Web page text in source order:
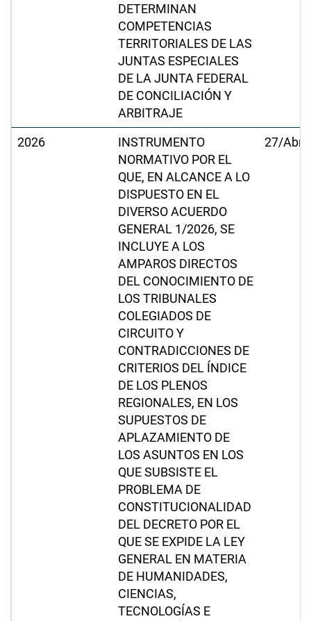
DETERMINAN
COMPETENCIAS
TERRITORIALES DE LAS
JUNTAS ESPECIALES
DE LA JUNTA FEDERAL
DE CONCILIACIÓN Y
ARBITRAJE
2026
INSTRUMENTO
NORMATIVO POR EL
QUE, EN ALCANCE A LO
DISPUESTO EN EL
DIVERSO ACUERDO
GENERAL 1/2026, SE
INCLUYE A LOS
AMPAROS DIRECTOS
DEL CONOCIMIENTO DE
LOS TRIBUNALES
COLEGIADOS DE
CIRCUITO Y
CONTRADICCIONES DE
CRITERIOS DEL ÍNDICE
DE LOS PLENOS
REGIONALES, EN LOS
SUPUESTOS DE
APLAZAMIENTO DE
LOS ASUNTOS EN LOS
QUE SUBSISTE EL
PROBLEMA DE
CONSTITUCIONALIDAD
DEL DECRETO POR EL
QUE SE EXPIDE LA LEY
GENERAL EN MATERIA
DE HUMANIDADES,
CIENCIAS,
TECNOLOGÍAS E
27/Abr/